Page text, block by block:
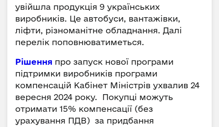
увійшла продукція 9 українських
виробників. Це автобуси, вантажівки,
ліфти, різноманітне обладнання. Далі
перелік поповнюватиметься.
Рішення про запуск нової програми
підтримки виробників програми
компенсацій Кабінет Міністрів ухвалив 24
вересня 2024 року. Покупці можуть
отримати 15% компенсації (без
урахування ПДВ) за придбання